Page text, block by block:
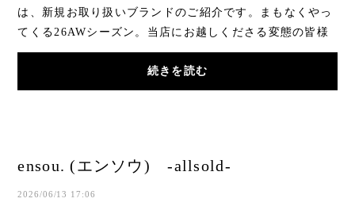
は、新規お取り扱いブランドのご紹介です。まもなくやっ
てくる26AWシーズン。当店にお越しくださる変態の皆様
は既にご存知かと思いますが、、、遠方からOPENし...
続きを読む
ensou. (エンソウ) -allsold-
2026/06/13 17:06